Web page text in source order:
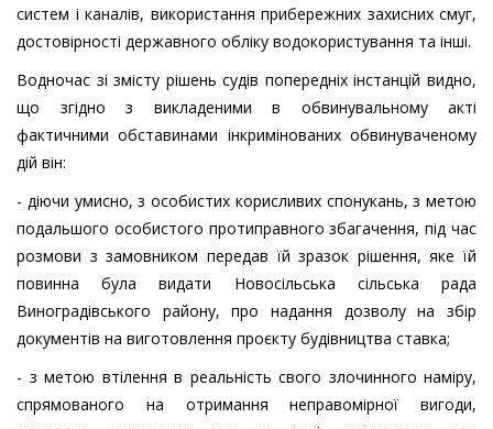
систем і каналів, використання прибережних захисних смуг,
достовірності державного обліку водокористування та інші.
Водночас зі змісту рішень судів попередніх інстанцій видно,
що згідно з викладеними в обвинувальному акті
фактичними обставинами інкримінованих обвинуваченому
дій він:
- діючи умисно, з особистих корисливих спонукань, з метою
подальшого особистого протиправного збагачення, під час
розмови з замовником передав їй зразок рішення, яке їй
повинна була видати Новосільська сільська рада
Виноградівського району, про надання дозволу на збір
документів на виготовлення проєкту будівництва ставка;
- з метою втілення в реальність свого злочинного наміру,
спрямованого на отримання неправомірної вигоди,